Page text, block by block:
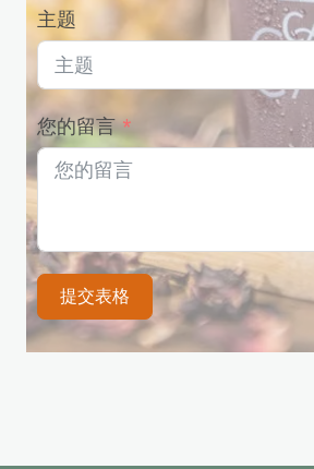
主题
您的留言
提交表格